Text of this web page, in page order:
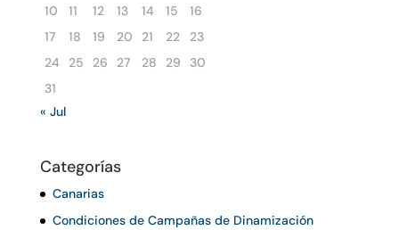
10
11 12 13 14 15
16
17
18 19 20 21 22
23
24
25 26 27 28 29
30
31
« Jul
Categorías
Canarias
Condiciones de Campañas de Dinamización